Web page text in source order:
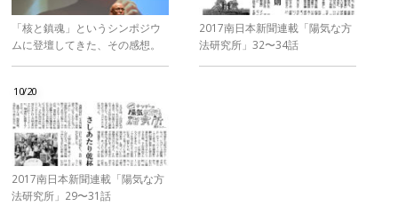
「核と鎮魂」というシンポジウ
ムに登壇してきた、その感想。
2017南日本新聞連載「陽気な方
法研究所」32〜34話
10/20
2017南日本新聞連載「陽気な方
法研究所」29〜31話